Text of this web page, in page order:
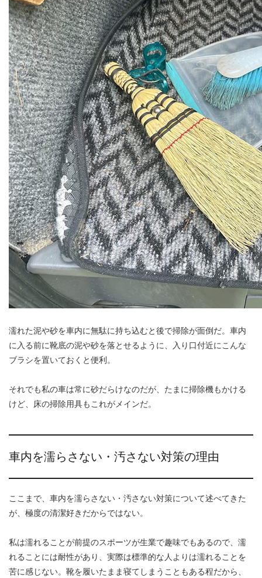
濡れた泥や砂を車内に無駄に持ち込むと後で掃除が面倒だ。車内
に入る前に靴底の泥や砂を落とせるように、入り口付近にこんな
ブラシを置いておくと便利。
それでも私の車は常に砂だらけなのだが、たまに掃除機もかける
けど、床の掃除用具もこれがメインだ。
車内を濡らさない・汚さない対策の理由
ここまで、車内を濡らさない・汚さない対策について述べてきた
が、極度の清潔好きだからではない。
私は濡れることが前提のスポーツが生業で趣味でもあるので、濡
れることには耐性があり、実際は標準的な人よりは濡れることを
苦に感じない。靴を履いたまま寝てしまうこともある程だから、